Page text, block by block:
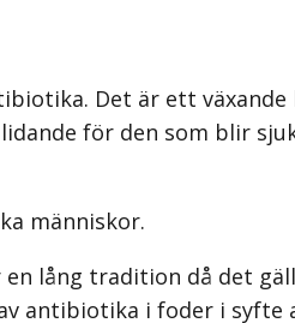
Det är ett växande
för den som blir
människor.
lång tradition då det
antibiotika i foder i